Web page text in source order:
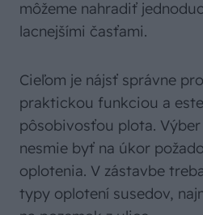
môžeme nahradiť
lacnejšími časťami.
Cieľom je nájsť správne
praktickou funkciou a
pôsobivosťou plota. Výber
nesmie byť na úkor
oplotenia. V zástavbe
typy oplotení susedov,